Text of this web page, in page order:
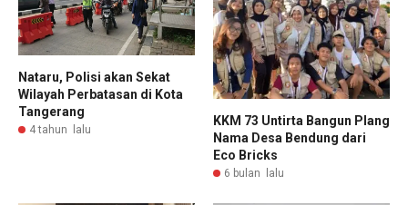
Nataru, Polisi akan Sekat
Wilayah Perbatasan di Kota
Tangerang
4 tahun lalu
KKM 73 Untirta Bangun Plang
Nama Desa Bendung dari
Eco Bricks
6 bulan lalu